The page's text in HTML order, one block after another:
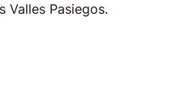
Valles Pasiegos.